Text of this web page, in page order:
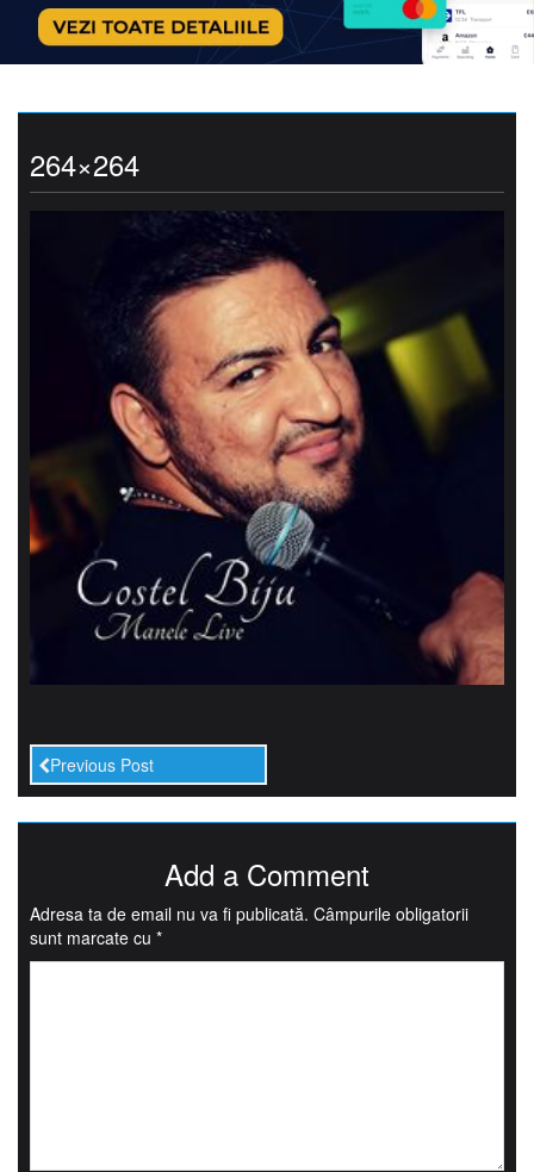
264×264
Previous Post
Add a Comment
Adresa ta de email nu va fi publicată. Câmpurile obligatorii
sunt marcate cu *